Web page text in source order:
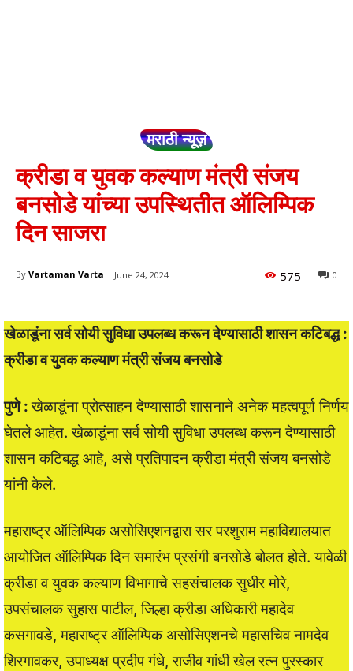
मराठी न्यूज़
क्रीडा व युवक कल्याण मंत्री संजय
बनसोडे यांच्या उपस्थितीत ऑलिम्पिक
दिन साजरा
By Vartaman Varta June 24, 2024 0
575
खेळाडूंना सर्व सोयी सुविधा उपलब्ध करून देण्यासाठी शासन कटिबद्ध :
क्रीडा व युवक कल्याण मंत्री संजय बनसोडे
पुणे :खेळाडूंना प्रोत्साहन देण्यासाठी शासनाने अनेक महत्वपूर्ण निर्णय
घेतले आहेत. खेळाडूंना सर्व सोयी सुविधा उपलब्ध करून देण्यासाठी
शासन कटिबद्ध आहे, असे प्रतिपादन क्रीडा मंत्री संजय बनसोडे
यांनी केले.
महाराष्ट्र ऑलिम्पिक असोसिएशनद्वारा सर परशुराम महाविद्यालयात
आयोजित ऑलिम्पिक दिन समारंभ प्रसंगी बनसोडे बोलत होते. यावेळी
क्रीडा व युवक कल्याण विभागाचे सहसंचालक सुधीर मोरे,
उपसंचालक सुहास पाटील, जिल्हा क्रीडा अधिकारी महादेव
कसगावडे, महाराष्ट्र ऑलिम्पिक असोसिएशनचे महासचिव नामदेव
शिरगावकर, उपाध्यक्ष प्रदीप गंधे, राजीव गांधी खेल रत्न पुरस्कार